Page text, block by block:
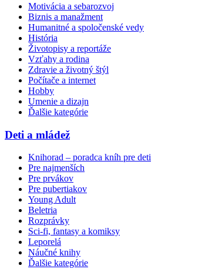
Motivácia a sebarozvoj
Biznis a manažment
Humanitné a spoločenské vedy
História
Životopisy a reportáže
Vzťahy a rodina
Zdravie a životný štýl
Počítače a internet
Hobby
Umenie a dizajn
Ďalšie kategórie
Deti a mládež
Knihorad – poradca kníh pre deti
Pre najmenších
Pre prvákov
Pre pubertiakov
Young Adult
Beletria
Rozprávky
Sci-fi, fantasy a komiksy
Leporelá
Náučné knihy
Ďalšie kategórie